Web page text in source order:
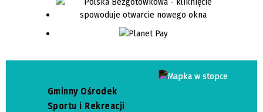
Gminny Ośrodek
Sportu i Rekreacji